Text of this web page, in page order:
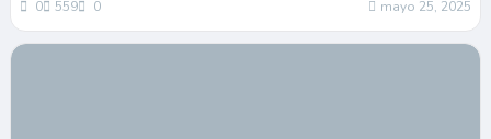
0 559 0 mayo 25, 2025